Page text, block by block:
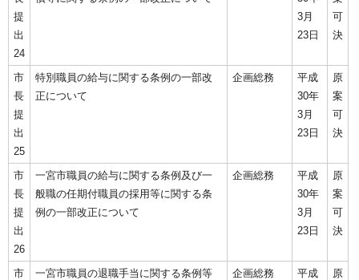
提
出
24
3月
23日
可
決
市
長
提
出
25
特別職員の給与に関する条例の一部改
正について
企画総務
平成
30年
3月
23日
原
案
可
決
市
長
提
出
26
一宮市職員の給与に関する条例及び一
般職の任期付職員の採用等に関する条
例の一部改正について
企画総務
平成
30年
3月
23日
原
案
可
決
市
一宮市職員の退職手当に関する条例等
企画総務
平成
原